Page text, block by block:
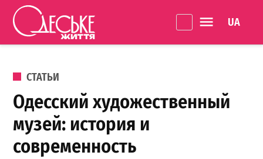
Перейти к содержанию
життя
ОПУБЛИКОВАНО В
СТАТЬИ
Одесский художественный
музей: история и
современность